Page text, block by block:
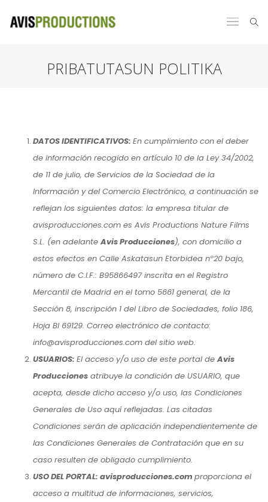
PRIBATUTASUN POLITIKA
DATOS IDENTIFICATIVOS: En cumplimiento con el deber
de información recogido en artículo 10 de la Ley 34/2002,
de 11 de julio, de Servicios de la Sociedad de la
Información y del Comercio Electrónico, a continuación se
reflejan los siguientes datos: la empresa titular de
avisproducciones.com es Avis Productions Nature Films
S.L. (en adelanteAvis Producciones), con domicilio a
estos efectos en Calle Askatasun Etorbidea nº20 bajo,
número de C.I.F.: B95866497 inscrita en el Registro
Mercantil de Madrid en el tomo 5661 general, de la
Sección 8, inscripción 1 del Libro de Sociedades, folio 186,
Hoja BI 69129. Correo electrónico de contacto:
info@avisproducciones.com del sitio web.
USUARIOS: El acceso y/o uso de este portal deAvis
Producciones atribuye la condición de USUARIO, que
acepta, desde dicho acceso y/o uso, las Condiciones
Generales de Uso aquí reflejadas. Las citadas
Condiciones serán de aplicación independientemente de
las Condiciones Generales de Contratación que en su
caso resulten de obligado cumplimiento.
USO DEL PORTAL: avisproducciones.com proporciona el
acceso a multitud de informaciones, servicios,